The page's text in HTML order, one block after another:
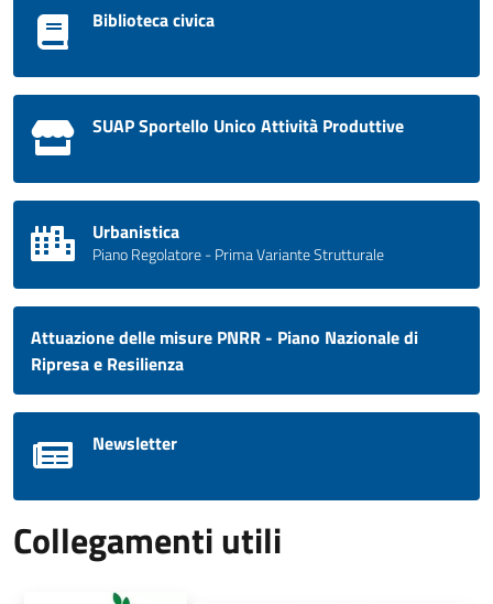
Biblioteca civica
SUAP Sportello Unico Attività Produttive
Urbanistica
Piano Regolatore - Prima Variante Strutturale
Attuazione delle misure PNRR - Piano Nazionale di
Ripresa e Resilienza
Newsletter
Collegamenti utili